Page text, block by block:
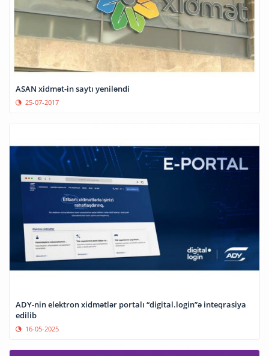
ASAN xidmət-in saytı yeniləndi
25-07-2017
ADY-nin elektron xidmətlər portalı “digital.login”ə inteqrasiya
edilib
16-05-2025